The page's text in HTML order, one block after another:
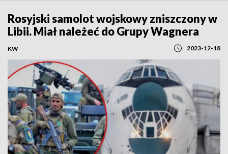
Rosyjski samolot wojskowy zniszczony w
Libii. Miał należeć do Grupy Wagnera
KW 2023-12-18